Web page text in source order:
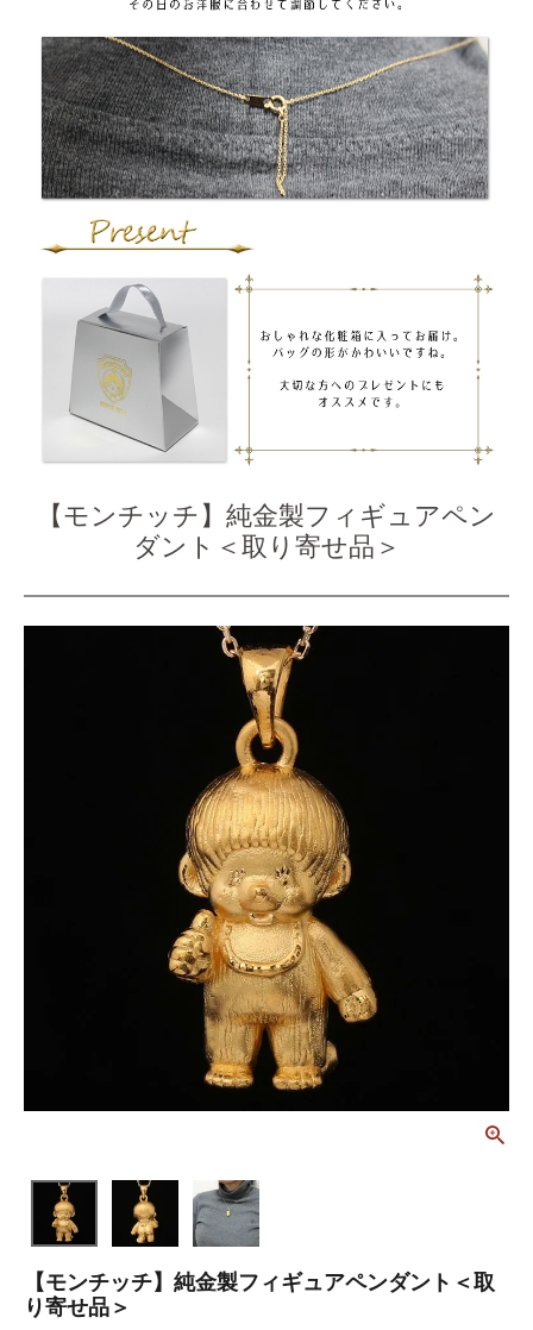
【モンチッチ】純金製フィギュアペン
ダント＜取り寄せ品＞
【モンチッチ】純金製フィギュアペンダント＜取
り寄せ品＞